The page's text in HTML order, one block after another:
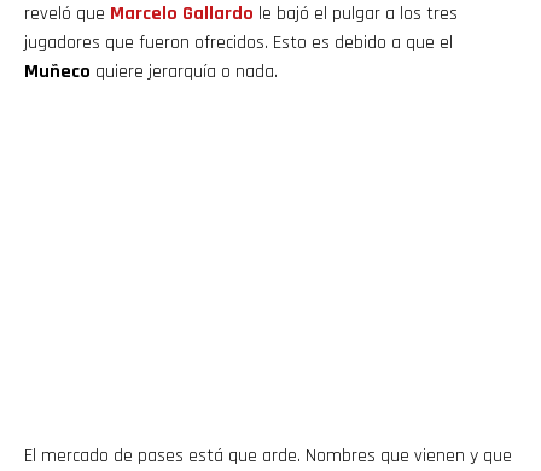
reveló que Marcelo Gallardo le bajó el pulgar a los tres
jugadores que fueron ofrecidos. Esto es debido a que el
Muñeco quiere jerarquía o nada.
El mercado de pases está que arde. Nombres que vienen y que